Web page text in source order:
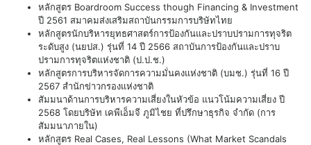
หลักสูตร Boardroom Success though Financing & Investment
ปี 2561 สมาคมส่งเสริมสถาบันกรรมการบริษัทไทย
หลักสูตรนักบริหารยุทธศาสตร์การป้องกันและปราบปรามการทุจริต
ระดับสูง (นยปส.) รุ่นที่ 14 ปี 2566 สถาบันการป้องกันและปราบ
ปรามการทุจริตแห่งชาติ (ป.ป.ช.)
หลักสูตรการบริหารจัดการความมั่นคงแห่งชาติ (บมช.) รุ่นที่ 16 ปี
2567 สำนักข่าวกรองแห่งชาติ
สัมมนาด้านการบริหารความเสี่ยงในหัวข้อ แนวโน้มความเสี่ยง ปี
2568 โดยบริษัท เคพีเอ็มจี ภูมิไชย ที่ปรึกษาธุรกิจ จำกัด (การ
สัมมนาภายใน)
หลักสูตร Real Cases, Real Lessons (What Market Scandals